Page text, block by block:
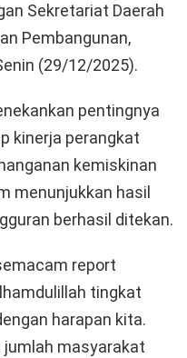
Sekretariat Daerah
Pembangunan,
(29/12/2025).
pentingnya
kinerja perangkat
kemiskinan
menunjukkan hasil
berhasil ditekan.
report
tingkat
harapan kita.
masyarakat